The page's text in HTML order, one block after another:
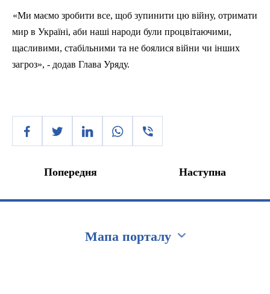
«Ми маємо зробити все, щоб зупинити цю війну, отримати
мир в Україні, аби наші народи були процвітаючими,
щасливими, стабільними та не боялися війни чи інших
загроз», - додав Глава Уряду.
Попередня Наступна
Мапа порталу